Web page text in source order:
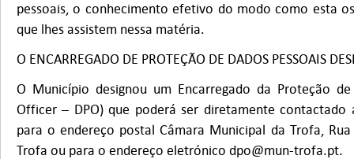
pessoais, o conhecimento efetivo do modo como esta
que lhes assistem nessa matéria.
O ENCARREGADO DE PROTEÇÃO DE DADOS PESSOAIS
O Município designou um Encarregado da Proteção
Officer – DPO) que poderá ser diretamente contactado
para o endereço postal Câmara Municipal da Trofa,
Trofa ou para o endereço eletrónico dpo@mun-trofa.pt.